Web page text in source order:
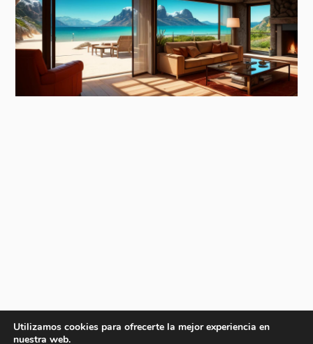
Utilizamos cookies para ofrecerte la mejor experiencia en
nuestra web.